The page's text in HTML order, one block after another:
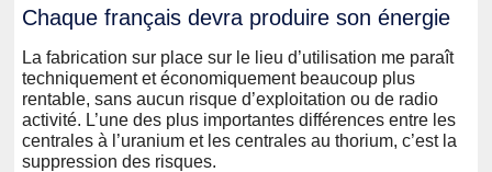
Chaque français devra produire son énergie
La fabrication sur place sur le lieu d’utilisation me paraît
techniquement et économiquement beaucoup plus
rentable, sans aucun risque d’exploitation ou de radio
activité. L’une des plus importantes différences entre les
centrales à l’uranium et les centrales au thorium, c’est la
suppression des risques.